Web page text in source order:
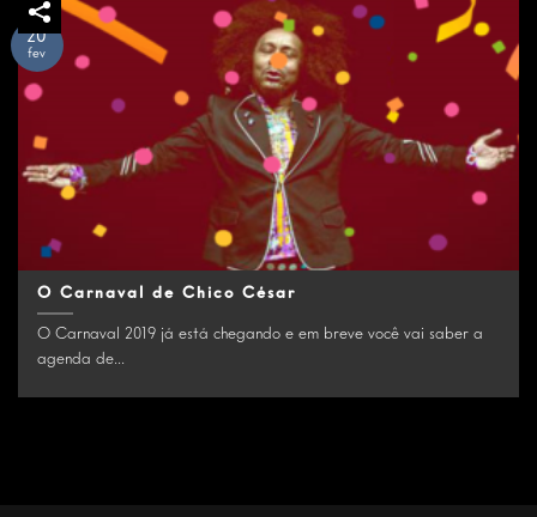
O Carnaval de Chico César
O Carnaval 2019 já está chegando e em breve você vai saber a
agenda de...
20
fev